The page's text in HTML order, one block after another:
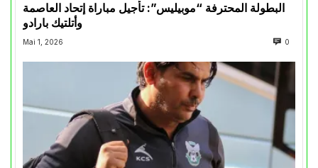
البطولة المحترفة “موبيليس”: تأجيل مباراة إتحاد العاصمة
وأتلتيك بارادو
Mai 1, 2026 0